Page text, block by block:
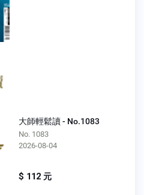
大師輕鬆讀 - No.1083
No. 1083
2026-08-04
$ 112 元